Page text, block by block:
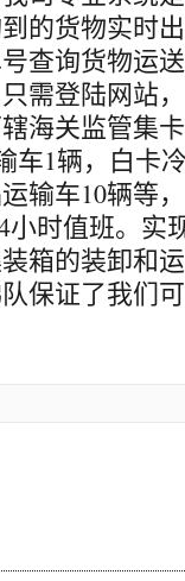
的货物实时
查询货物运
需登陆网站
海关监管集
车1辆，白卡
输车10辆等
小时值班。实
箱的装卸和
保证了我们